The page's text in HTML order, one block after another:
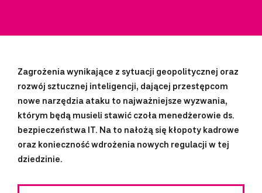
Zagrożenia wynikające z sytuacji geopolitycznej oraz
rozwój sztucznej inteligencji, dającej przestępcom
nowe narzędzia ataku to najważniejsze wyzwania,
którym będą musieli stawić czoła menedżerowie ds.
bezpieczeństwa IT. Na to nałożą się kłopoty kadrowe
oraz konieczność wdrożenia nowych regulacji w tej
dziedzinie.